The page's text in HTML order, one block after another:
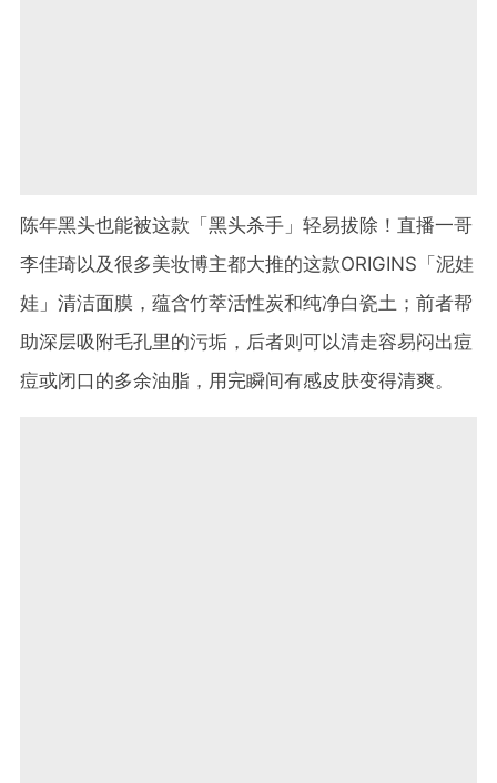
陈年黑头也能被这款「黑头杀手」轻易拔除！直播一哥
李佳琦以及很多美妆博主都大推的这款ORIGINS「泥娃
娃」清洁面膜，蕴含竹萃活性炭和纯净白瓷土；前者帮
助深层吸附毛孔里的污垢，后者则可以清走容易闷出痘
痘或闭口的多余油脂，用完瞬间有感皮肤变得清爽。